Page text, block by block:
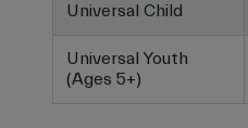
Universal Child
Universal Youth
(Ages 5+)